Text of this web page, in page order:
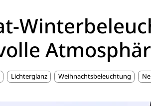
Lichterglanz Weihnachtsbeleuchtung